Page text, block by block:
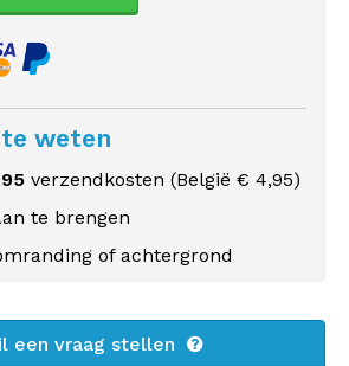
weten
verzendkosten (België € 4,95)
te brengen
of achtergrond
een vraag stellen